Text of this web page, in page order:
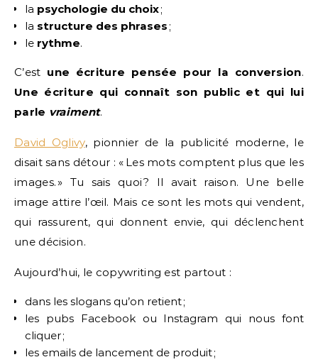
la psychologie du choix;
la structure des phrases ;
le rythme.
C’est une écriture pensée pour la conversion.
Une écriture qui connaît son public et qui lui
parle vraiment.
David Oglivy, pionnier de la publicité moderne, le
disait sans détour : « Les mots comptent plus que les
images. » Tu sais quoi ? Il avait raison. Une belle
image attire l’œil. Mais ce sont les mots qui vendent,
qui rassurent, qui donnent envie, qui déclenchent
une décision.
Aujourd’hui, le copywriting est partout :
dans les slogans qu’on retient ;
les pubs Facebook ou Instagram qui nous font
cliquer ;
les emails de lancement de produit ;